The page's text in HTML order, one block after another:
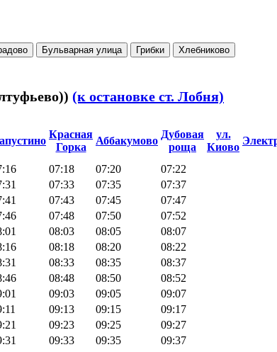
Бульварная улица Грибки
Хлебниково
(к остановке ст. Лобня)
Красная
Горка
Аббакумово
Дубовая
роща
ул.
Киово
07:18 07:20
07:22
07:33 07:35
07:37
07:43 07:45
07:47
07:48 07:50
07:52
08:03 08:05
08:07
08:18 08:20
08:22
08:33 08:35
08:37
08:48 08:50
08:52
09:03 09:05
09:07
09:13 09:15
09:17
09:23 09:25
09:27
09:33 09:35
09:37